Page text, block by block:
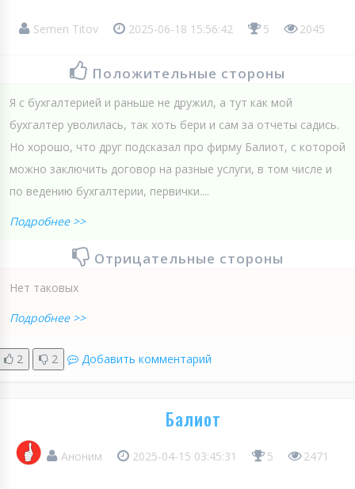
Semen Titov 2025-06-18 15:56:42 5 2045
Положительные стороны
Я с бухгалтерией и раньше не дружил, а тут как мой
бухгалтер уволилась, так хоть бери и сам за отчеты садись.
Но хорошо, что друг подсказал про фирму Балиот, с которой
можно заключить договор на разные услуги, в том числе и
по ведению бухгалтерии, первички....
Подробнее >>
Отрицательные стороны
Нет таковых
Подробнее >>
2 2 Добавить комментарий
Балиот
Аноним 2025-04-15 03:45:31 5 2471